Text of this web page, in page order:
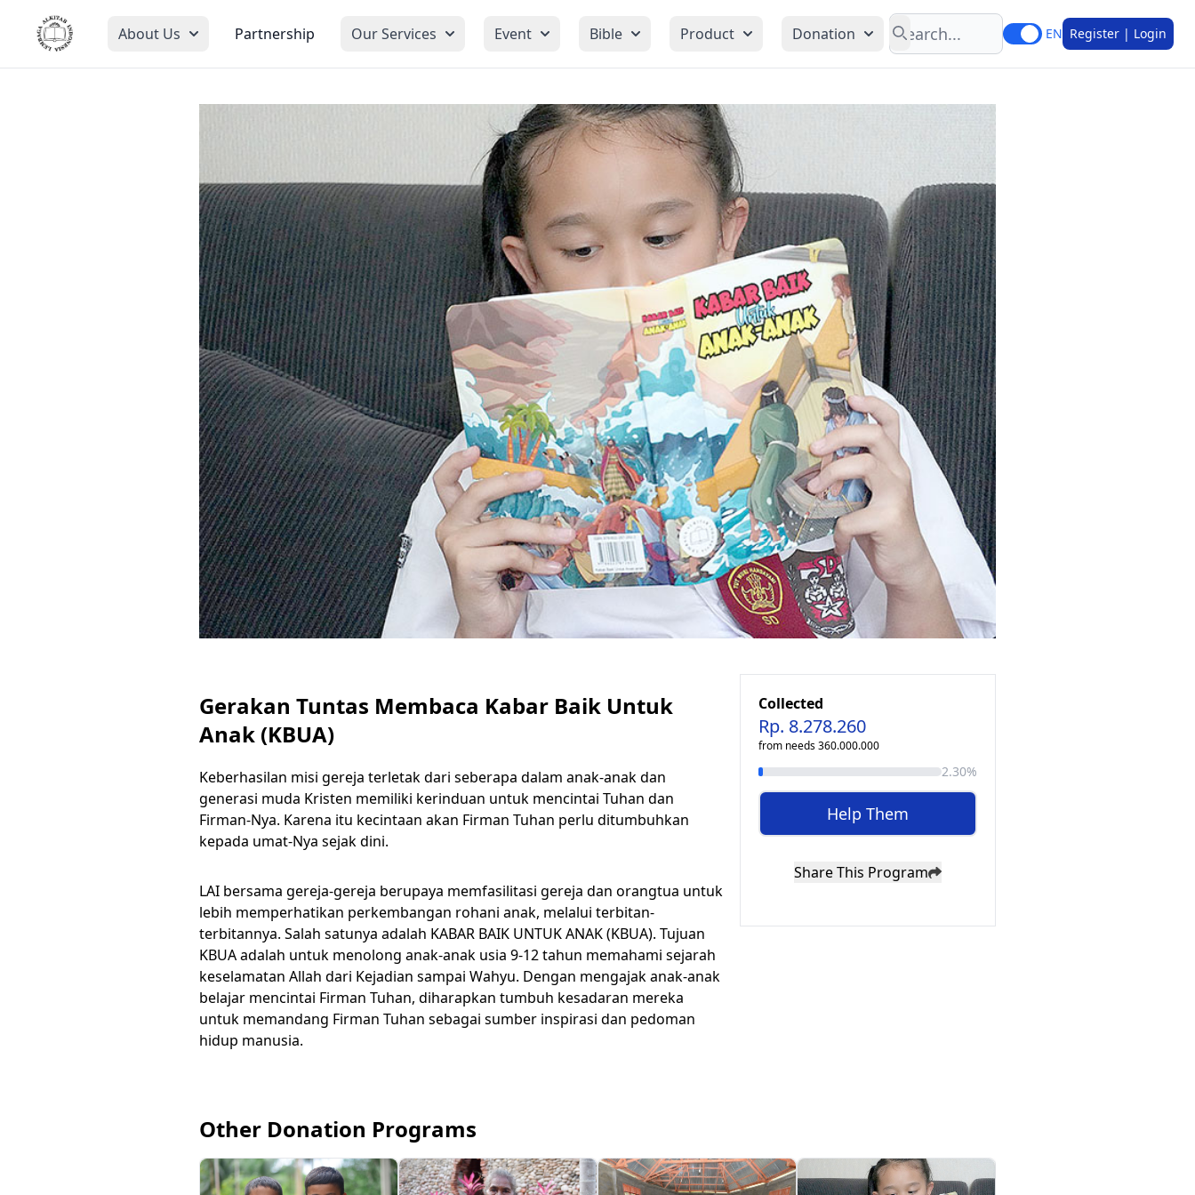
About Us Partnership Our Services Event Bible Product Donation
Search
EN Register | Login
Gerakan Tuntas Membaca Kabar Baik Untuk
Anak (KBUA)
Keberhasilan misi gereja terletak dari seberapa dalam anak-anak dan
generasi muda Kristen memiliki kerinduan untuk mencintai Tuhan dan
Firman-Nya. Karena itu kecintaan akan Firman Tuhan perlu ditumbuhkan
kepada umat-Nya sejak dini.
LAI bersama gereja-gereja berupaya memfasilitasi gereja dan orangtua untuk
lebih memperhatikan perkembangan rohani anak, melalui terbitan-
terbitannya. Salah satunya adalah KABAR BAIK UNTUK ANAK (KBUA). Tujuan
KBUA adalah untuk menolong anak-anak usia 9-12 tahun memahami sejarah
keselamatan Allah dari Kejadian sampai Wahyu. Dengan mengajak anak-anak
belajar mencintai Firman Tuhan, diharapkan tumbuh kesadaran mereka
untuk memandang Firman Tuhan sebagai sumber inspirasi dan pedoman
hidup manusia.
Collected
Rp. 8.278.260
from needs 360.000.000
2.30%
Help Them
Share This Program
Other Donation Programs